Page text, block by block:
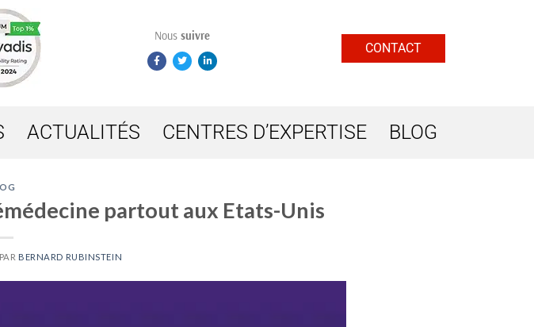
Nous suivre
CONTACT
ACTUALITÉS CENTRES D’EXPERTISE BLOG
partout aux Etats-Unis
PAR BERNARD RUBINSTEIN